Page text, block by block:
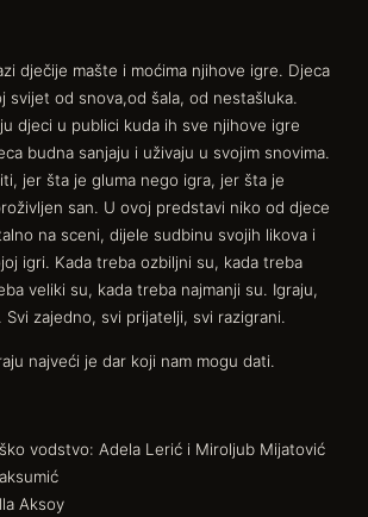
dječije mašte i moćima njihove igre. Djeca
svijet od snova,od šala, od nestašluka.
djeci u publici kuda ih sve njihove igre
budna sanjaju i uživaju u svojim snovima.
jer šta je gluma nego igra, jer šta je
san. U ovoj predstavi niko od djece
na sceni, dijele sudbinu svojih likova i
igri. Kada treba ozbiljni su, kada treba
veliki su, kada treba najmanji su. Igraju,
zajedno, svi prijatelji, svi razigrani.
najveći je dar koji nam mogu dati.
vodstvo: Adela Lerić i Miroljub Mijatović
Aksoy